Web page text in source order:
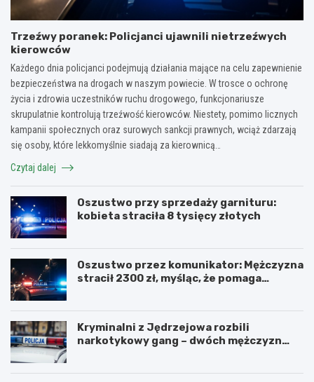
Trzeźwy poranek: Policjanci ujawnili nietrzeźwych
kierowców
Każdego dnia policjanci podejmują działania mające na celu zapewnienie
bezpieczeństwa na drogach w naszym powiecie. W trosce o ochronę
życia i zdrowia uczestników ruchu drogowego, funkcjonariusze
skrupulatnie kontrolują trzeźwość kierowców. Niestety, pomimo licznych
kampanii społecznych oraz surowych sankcji prawnych, wciąż zdarzają
się osoby, które lekkomyślnie siadają za kierownicą…
Czytaj dalej
Oszustwo przy sprzedaży garnituru:
kobieta straciła 8 tysięcy złotych
Oszustwo przez komunikator: Mężczyzna
stracił 2300 zł, myśląc, że pomaga
Kryminalni z Jędrzejowa rozbili
narkotykowy gang – dwóch mężczyzn